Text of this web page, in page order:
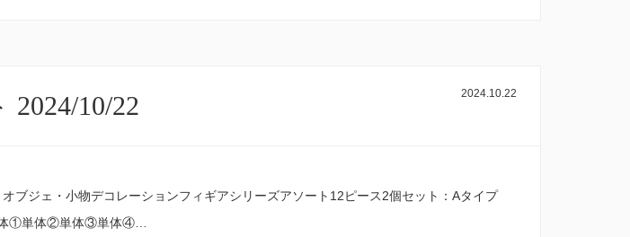
10/22 2024.10.22
ブジェ・小物デコレーションフィギアシリーズアソート12ピース2個セット：Aタイプ
体①単体②単体③単体④…